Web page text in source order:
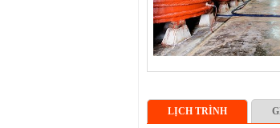
LỊCH TRÌNH